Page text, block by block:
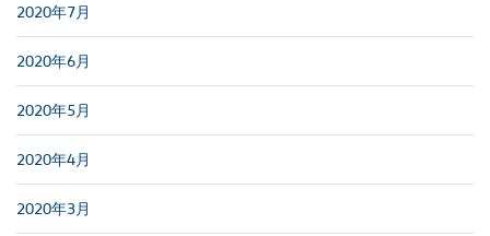
2020年7月
2020年6月
2020年5月
2020年4月
2020年3月